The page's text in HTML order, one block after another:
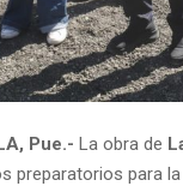
Pue.- La obra de
preparatorios para